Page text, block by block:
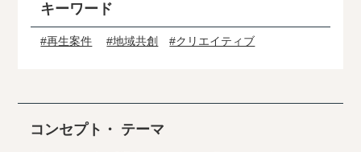
キーワード
#再生案件 #地域共創 #クリエイティブ
コンセプト・ テーマ